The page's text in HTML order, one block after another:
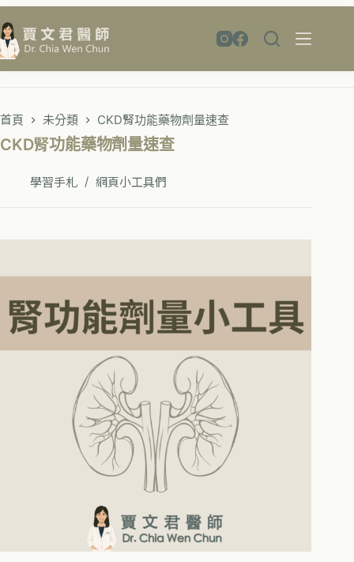
跳
至
主
要
首頁
未分類 CKD腎功能藥物劑量速查
CKD腎功能藥物劑量速查
學習手札 網頁小工具們